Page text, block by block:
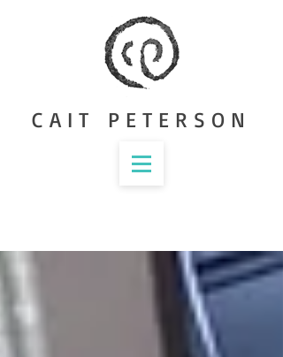
CAIT PETERSON